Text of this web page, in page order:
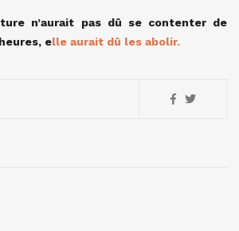
n’aurait pas dû se contenter de
elle aurait dû les abolir.